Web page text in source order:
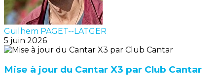
Guilhem PAGET--LATGER
5 juin 2026
Mise à jour du Cantar X3 par Club Cantar